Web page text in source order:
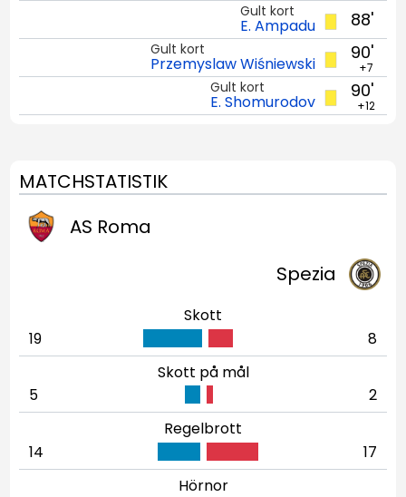
88'
Gult kort
E. Ampadu
90'
+7
Gult kort
Przemyslaw Wiśniewski
90'
+12
Gult kort
E. Shomurodov
MATCHSTATISTIK
AS Roma
Spezia
Skott
19
8
Skott på mål
5
2
Regelbrott
14
17
Hörnor